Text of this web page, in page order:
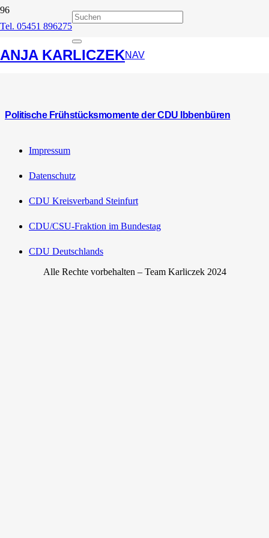
Tel. 05451 896275
ANJA KARLICZEKNAV
Politische
Frühstücksmomente
Politische Frühstücksmomente der CDU Ibbenbüren
Impressum
Datenschutz
CDU Kreisverband Steinfurt
CDU/CSU-Fraktion im Bundestag
CDU Deutschlands
Alle Rechte vorbehalten – Team Karliczek 2024